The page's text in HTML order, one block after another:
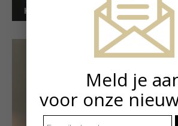
Kunstuitleen voor bedrijven
Meld je
voor onze